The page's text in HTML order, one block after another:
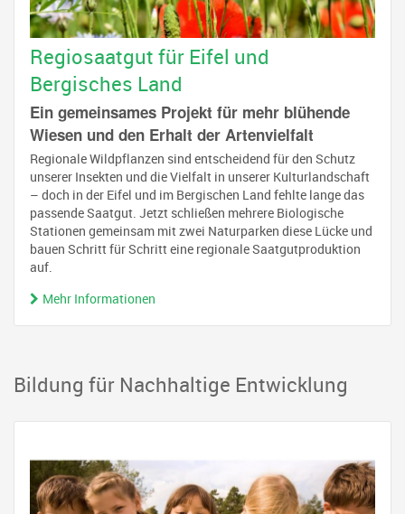
Regiosaatgut für Eifel und
Bergisches Land
Ein gemeinsames Projekt für mehr blühende
Wiesen und den Erhalt der Artenvielfalt
Regionale Wildpflanzen sind entscheidend für den Schutz
unserer Insekten und die Vielfalt in unserer Kulturlandschaft
– doch in der Eifel und im Bergischen Land fehlte lange das
passende Saatgut. Jetzt schließen mehrere Biologische
Stationen gemeinsam mit zwei Naturparken diese Lücke und
bauen Schritt für Schritt eine regionale Saatgutproduktion
auf.
Mehr Informationen
Bildung für Nachhaltige Entwicklung